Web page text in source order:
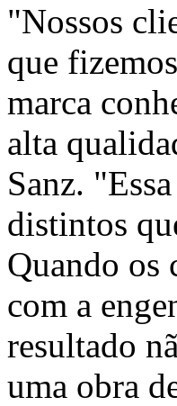
"Nossos
que
marca
alta
Sanz.
distintos
Quando os
com a
resultado
uma obra